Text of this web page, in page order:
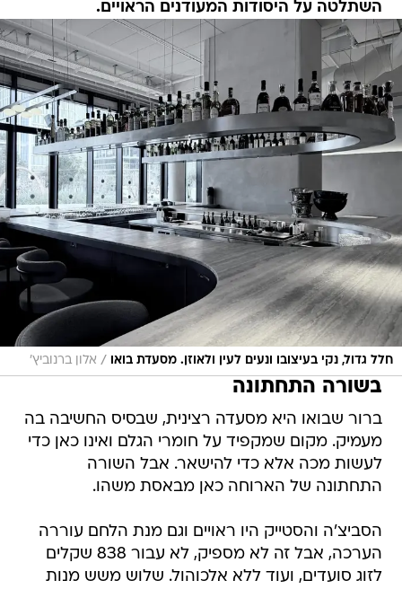
השתלטה על היסודות המעודנים הראויים.
חלל גדול, נקי בעיצובו ונעים לעין ולאוזן. מסעדת בואו / אלון ברנוביץ'
בשורה התחתונה
ברור שבואו היא מסעדה רצינית, שבסיס החשיבה בה
מעמיק. מקום שמקפיד על חומרי הגלם ואינו כאן כדי
לעשות מכה אלא כדי להישאר. אבל השורה
התחתונה של הארוחה כאן מבאסת משהו.
הסביצ'ה והסטייק היו ראויים וגם מנת הלחם עוררה
הערכה, אבל זה לא מספיק, לא עבור 838 שקלים
לזוג סועדים, ועוד ללא אלכוהול. שלוש משש מנות